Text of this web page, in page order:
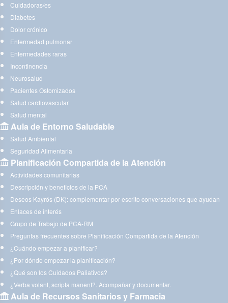
Cuidadoras/es
Diabetes
Dolor crónico
Enfermedad pulmonar
Enfermedades raras
Incontinencia
Neurosalud
Pacientes Ostomizados
Salud cardiovascular
Salud mental
Aula de Entorno Saludable
Salud Ambiental
Seguridad Alimentaria
Planificación Compartida de la Atención
Actividades comunitarias
Descripción y beneficios de la PCA
Deseos Kayrós (DK): complementar por escrito conversaciones que ayudan
Enlaces de interés
Grupo de Trabajo de PCA-RM
Preguntas frecuentes sobre Planificación Compartida de la Atención
¿Cuándo empezar a planificar?
¿Por dónde empezar la planificación?
¿Qué son los Cuidados Paliativos?
¿Verba volant, scripta manent?. Acompañar y documentar.
Aula de Recursos Sanitarios y Farmacia